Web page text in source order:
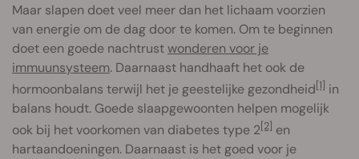
Maar slapen doet veel meer dan het lichaam voorzien
van energie om de dag door te komen. Om te beginnen
doet een goede nachtrustwonderen voor je
immuunsysteem. Daarnaast handhaaft het ook de
hormoonbalans terwijl het je geestelijke gezondheid[1] in
balans houdt. Goede slaapgewoonten helpen mogelijk
ook bij het voorkomen van diabetes type 2[2] en
hartaandoeningen. Daarnaast is het goed voor je